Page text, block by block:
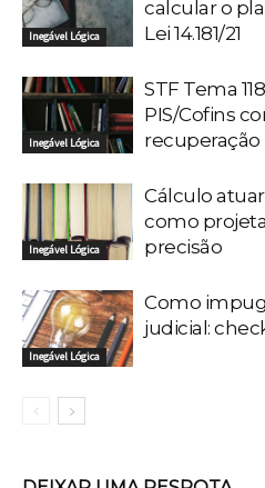
Inegável Lógica
calcular o
Lei 14.181/21
Inegável Lógica
STF Tema
PIS/Cofins
recuperação
Inegável Lógica
Cálculo
como
precisão
Inegável Lógica
Como
judicial: